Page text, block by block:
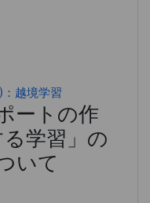
越境学習
ートの作
学習」の
いて